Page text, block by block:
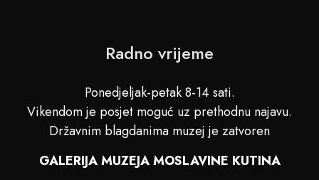
Radno vrijeme
Ponedjeljak-petak 8-14 sati.
Vikendom je posjet moguć uz prethodnu najavu.
Državnim blagdanima muzej je zatvoren
GALERIJA MUZEJA MOSLAVINE KUTINA